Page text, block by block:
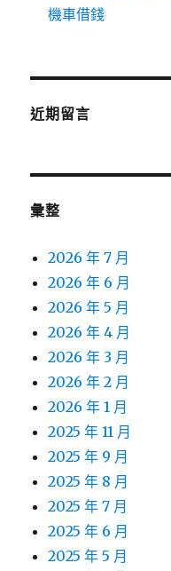
機車借錢
近期留言
彙整
2026 年 7 月
2026 年 6 月
2026 年 5 月
2026 年 4 月
2026 年 3 月
2026 年 2 月
2026 年 1 月
2025 年 11 月
2025 年 9 月
2025 年 8 月
2025 年 7 月
2025 年 6 月
2025 年 5 月